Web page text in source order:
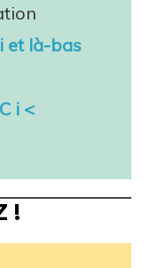
et là-bas
i <
!